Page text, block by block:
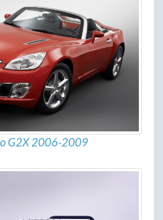
G2X 2006-2009